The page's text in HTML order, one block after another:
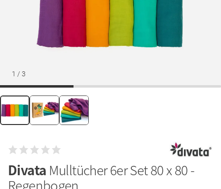
1 / 3
Divata Mulltücher 6er Set 80 x 80 -
Regenbogen